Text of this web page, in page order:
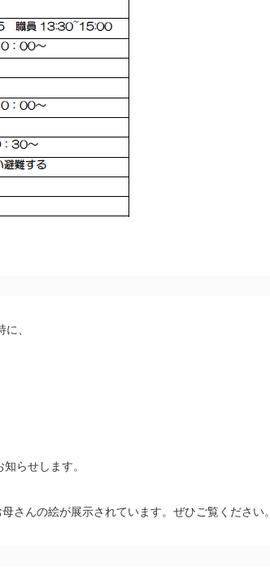
、
らせします。
さんの絵が展示されています。ぜひご覧ください。